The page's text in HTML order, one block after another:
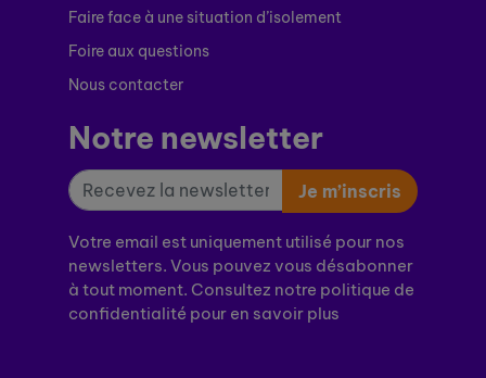
Faire face à une situation d’isolement
Foire aux questions
Nous contacter
Notre newsletter
Je m’inscris
Votre email est uniquement utilisé pour nos
newsletters. Vous pouvez vous désabonner
à tout moment. Consultez notre politique de
confidentialité pour en savoir plus